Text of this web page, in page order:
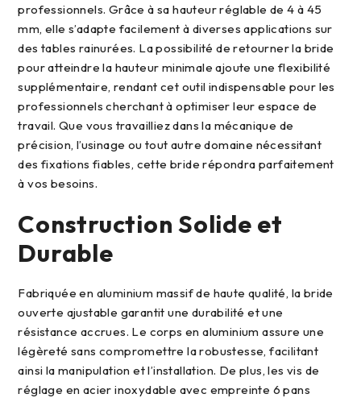
professionnels. Grâce à sa hauteur réglable de 4 à 45
mm, elle s’adapte facilement à diverses applications sur
des tables rainurées. La possibilité de retourner la bride
pour atteindre la hauteur minimale ajoute une flexibilité
supplémentaire, rendant cet outil indispensable pour les
professionnels cherchant à optimiser leur espace de
travail. Que vous travailliez dans la mécanique de
précision, l’usinage ou tout autre domaine nécessitant
des fixations fiables, cette bride répondra parfaitement
à vos besoins.
Construction Solide et
Durable
Fabriquée en aluminium massif de haute qualité, la bride
ouverte ajustable garantit une durabilité et une
résistance accrues. Le corps en aluminium assure une
légèreté sans compromettre la robustesse, facilitant
ainsi la manipulation et l’installation. De plus, les vis de
réglage en acier inoxydable avec empreinte 6 pans